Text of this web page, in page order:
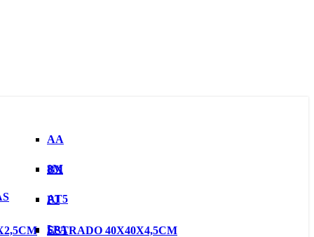
AA
BX
PJ
SPA
8M
AT5
L
ESTRADO 40X40X4,5CM